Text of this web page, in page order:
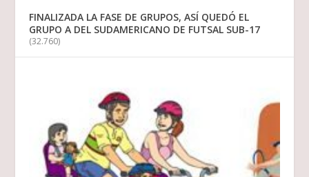
FINALIZADA LA FASE DE GRUPOS, ASÍ QUEDÓ EL
GRUPO A DEL SUDAMERICANO DE FUTSAL SUB-17
(32.760)